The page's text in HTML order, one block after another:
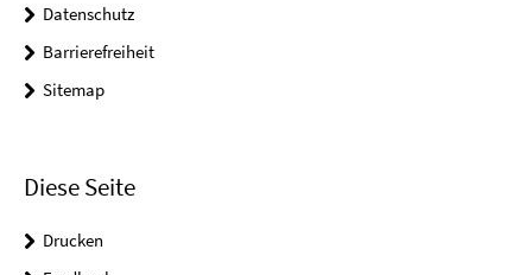
Datenschutz
Barrierefreiheit
Sitemap
Diese Seite
Drucken